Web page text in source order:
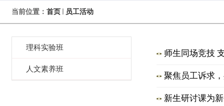
当前位置： 首页 员工活动
理科实验班
人文素养班
师生同场竞技
聚焦员工诉求
新生研讨课为